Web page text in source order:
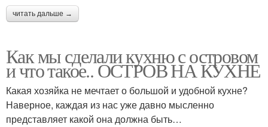
читать дальше →
Как мы сделали кухню с островом
и что такое.. ОСТРОВ НА КУХНЕ
Какая хозяйка не мечтает о большой и удобной кухне?
Наверное, каждая из нас уже давно мысленно
представляет какой она должна быть…